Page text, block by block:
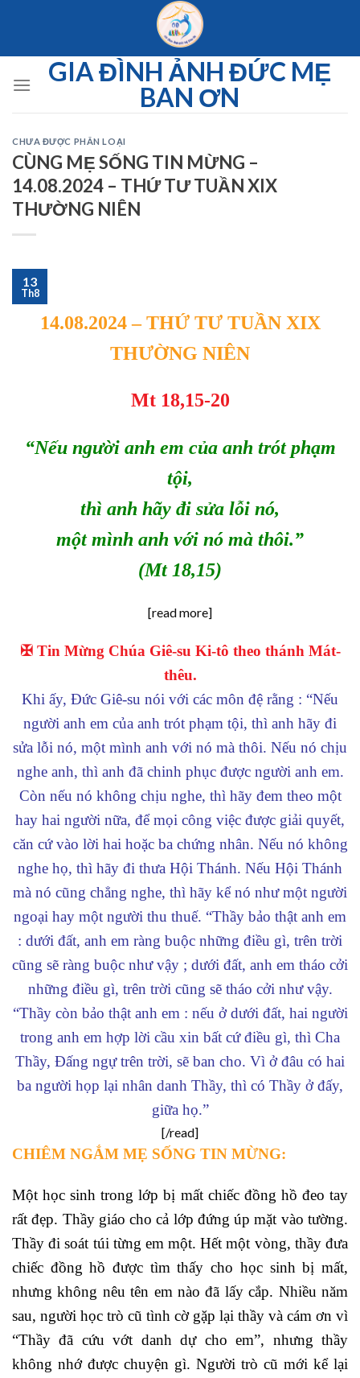
GIA ĐÌNH ẢNH ĐỨC MẸ
BAN ƠN
CHƯA ĐƯỢC PHÂN LOẠI
CÙNG MẸ SỐNG TIN MỪNG –
14.08.2024 – THỨ TƯ TUẦN XIX
THƯỜNG NIÊN
13
Th8
14.08.2024 – THỨ TƯ TUẦN XIX
THƯỜNG NIÊN
Mt 18,15-20
“Nếu người anh em của anh trót phạm
tội,
thì anh hãy đi sửa lỗi nó,
một mình anh với nó mà thôi.”
(Mt 18,15)
[read more]
✠ Tin Mừng Chúa Giê-su Ki-tô theo thánh Mát-
thêu.
Khi ấy, Đức Giê-su nói với các môn đệ rằng : “Nếu
người anh em của anh trót phạm tội, thì anh hãy đi
sửa lỗi nó, một mình anh với nó mà thôi. Nếu nó chịu
nghe anh, thì anh đã chinh phục được người anh em.
Còn nếu nó không chịu nghe, thì hãy đem theo một
hay hai người nữa, để mọi công việc được giải quyết,
căn cứ vào lời hai hoặc ba chứng nhân. Nếu nó không
nghe họ, thì hãy đi thưa Hội Thánh. Nếu Hội Thánh
mà nó cũng chẳng nghe, thì hãy kể nó như một người
ngoại hay một người thu thuế. “Thầy bảo thật anh em
: dưới đất, anh em ràng buộc những điều gì, trên trời
cũng sẽ ràng buộc như vậy ; dưới đất, anh em tháo cởi
những điều gì, trên trời cũng sẽ tháo cởi như vậy.
“Thầy còn bảo thật anh em : nếu ở dưới đất, hai người
trong anh em hợp lời cầu xin bất cứ điều gì, thì Cha
Thầy, Đấng ngự trên trời, sẽ ban cho. Vì ở đâu có hai
ba người họp lại nhân danh Thầy, thì có Thầy ở đấy,
giữa họ.”
[/read]
CHIÊM NGẮM MẸ SỐNG TIN MỪNG:
Một học sinh trong lớp bị mất chiếc đồng hồ đeo tay
rất đẹp. Thầy giáo cho cả lớp đứng úp mặt vào tường.
Thầy đi soát túi từng em một. Hết một vòng, thầy đưa
chiếc đồng hồ được tìm thấy cho học sinh bị mất,
nhưng không nêu tên em nào đã lấy cắp. Nhiều năm
sau, người học trò cũ tình cờ gặp lại thầy và cám ơn vì
“Thầy đã cứu vớt danh dự cho em”, nhưng thầy
không nhớ được chuyện gì. Người trò cũ mới kể lại